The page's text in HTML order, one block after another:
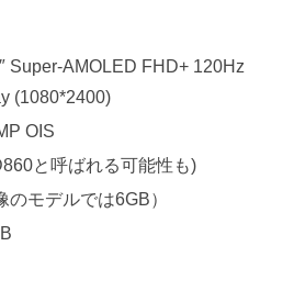
Super-AMOLED FHD+ 120Hz
(1080*2400)
OIS
と呼ばれる可能性も)
のモデルでは6GB）